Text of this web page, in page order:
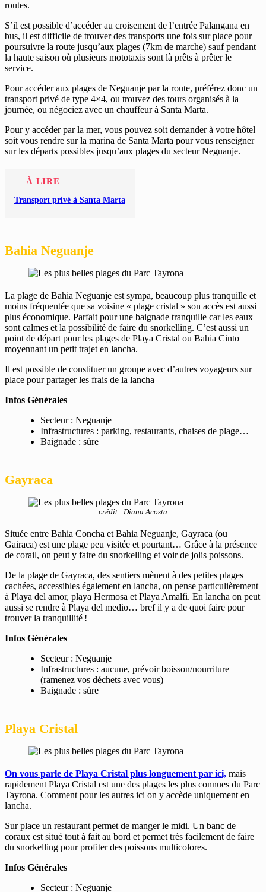
routes.
S’il est possible d’accéder au croisement de l’entrée Palangana en
bus, il est difficile de trouver des transports une fois sur place pour
poursuivre la route jusqu’aux plages (7km de marche) sauf pendant
la haute saison où plusieurs mototaxis sont là prêts à prêter le
service.
Pour accéder aux plages de Neguanje par la route, préférez donc un
transport privé de type 4×4, ou trouvez des tours organisés à la
journée, ou négociez avec un chauffeur à Santa Marta.
Pour y accéder par la mer, vous pouvez soit demander à votre hôtel
soit vous rendre sur la marina de Santa Marta pour vous renseigner
sur les départs possibles jusqu’aux plages du secteur Neguanje.
À LIRE
Transport privé à Santa Marta
Bahia Neguanje
La plage de Bahia Neguanje est sympa, beaucoup plus tranquille et
moins fréquentée que sa voisine « plage cristal » son accès est aussi
plus économique. Parfait pour une baignade tranquille car les eaux
sont calmes et la possibilité de faire du snorkelling. C’est aussi un
point de départ pour les plages de Playa Cristal ou Bahia Cinto
moyennant un petit trajet en lancha.
Il est possible de constituer un groupe avec d’autres voyageurs sur
place pour partager les frais de la lancha
Infos Générales
Secteur : Neguanje
Infrastructures : parking, restaurants, chaises de plage…
Baignade : sûre
Gayraca
crédit : Diana Acosta
Située entre Bahia Concha et Bahia Neguanje, Gayraca (ou
Gairaca) est une plage peu visitée et pourtant… Grâce à la présence
de corail, on peut y faire du snorkelling et voir de jolis poissons.
De la plage de Gayraca, des sentiers mènent à des petites plages
cachées, accessibles également en lancha, on pense particulièrement
à Playa del amor, playa Hermosa et Playa Amalfi. En lancha on peut
aussi se rendre à Playa del medio… bref il y a de quoi faire pour
trouver la tranquillité !
Infos Générales
Secteur : Neguanje
Infrastructures : aucune, prévoir boisson/nourriture
(ramenez vos déchets avec vous)
Baignade : sûre
Playa Cristal
On vous parle de Playa Cristal plus longuement par ici, mais
rapidement Playa Cristal est une des plages les plus connues du Parc
Tayrona. Comment pour les autres ici on y accède uniquement en
lancha.
Sur place un restaurant permet de manger le midi. Un banc de
coraux est situé tout à fait au bord et permet très facilement de faire
du snorkelling pour profiter des poissons multicolores.
Infos Générales
Secteur : Neguanje